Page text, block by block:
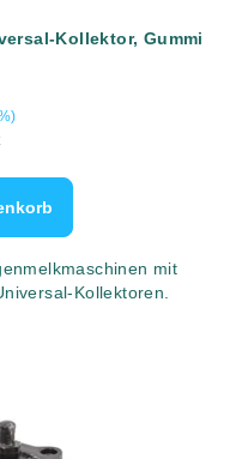
Kollektor, Gummi
mit
Kollektoren.